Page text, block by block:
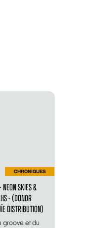
CHRONIQUES
SKIES &
- (DONOR
DISTRIBUTION)
groove et du